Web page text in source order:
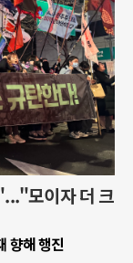
모이자 더 크
향해 행진